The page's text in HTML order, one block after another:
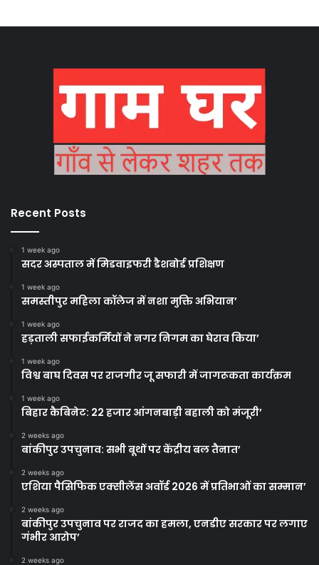
Recent Posts
1 week ago
सदर अस्पताल में मिडवाइफरी डैशबोर्ड प्रशिक्षण
1 week ago
समस्तीपुर महिला कॉलेज में नशा मुक्ति अभियान’
1 week ago
हड़ताली सफाईकर्मियों ने नगर निगम का घेराव किया’
1 week ago
विश्व बाघ दिवस पर राजगीर जू सफारी में जागरूकता कार्यक्रम
1 week ago
बिहार कैबिनेट: 22 हजार आंगनबाड़ी बहाली को मंजूरी’
2 weeks ago
बांकीपुर उपचुनाव: सभी बूथों पर केंद्रीय बल तैनात’
2 weeks ago
एशिया पैसिफिक एक्सीलेंस अवॉर्ड 2026 में प्रतिभाओं का सम्मान’
2 weeks ago
बांकीपुर उपचुनाव पर राजद का हमला, एनडीए सरकार पर लगाए
गंभीर आरोप’
2 weeks ago